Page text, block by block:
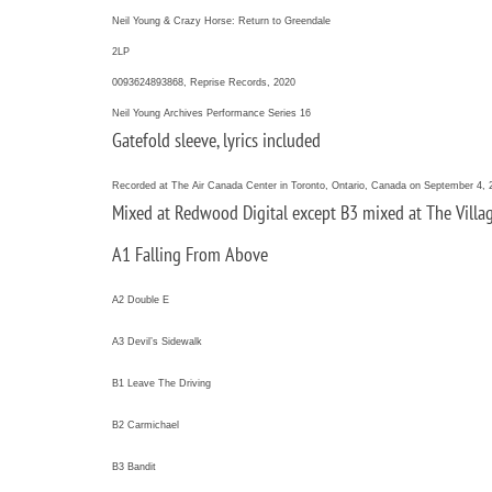
Neil Young & Crazy Horse: Return to Greendale
2LP
0093624893868, Reprise Records, 2020
Neil Young Archives Performance Series 16
Gatefold sleeve, lyrics included
Recorded at The Air Canada Center in Toronto, Ontario, Canada on September 4,
Mixed at Redwood Digital except B3 mixed at The
A1 Falling From Above
A2 Double E
A3 Devil’s Sidewalk
B1 Leave The Driving
B2 Carmichael
B3 Bandit